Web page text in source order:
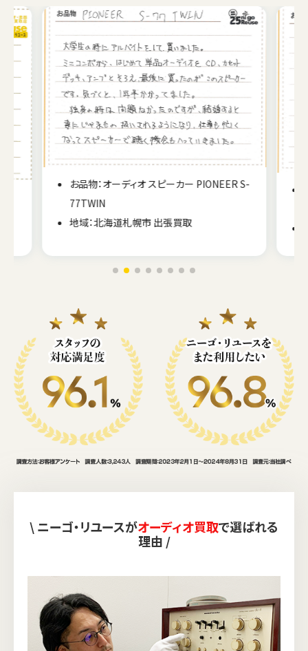
S-
お品物：オーディオ カセットデッキ AIWA AD-
5600
地域：福島県西会津町 出張買取
\ ニーゴ・リユースがオーディオ買取で選ばれる
理由 /